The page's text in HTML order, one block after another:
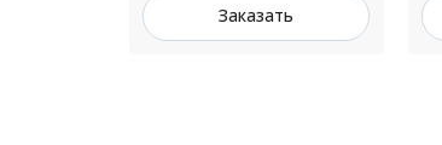
Заказать